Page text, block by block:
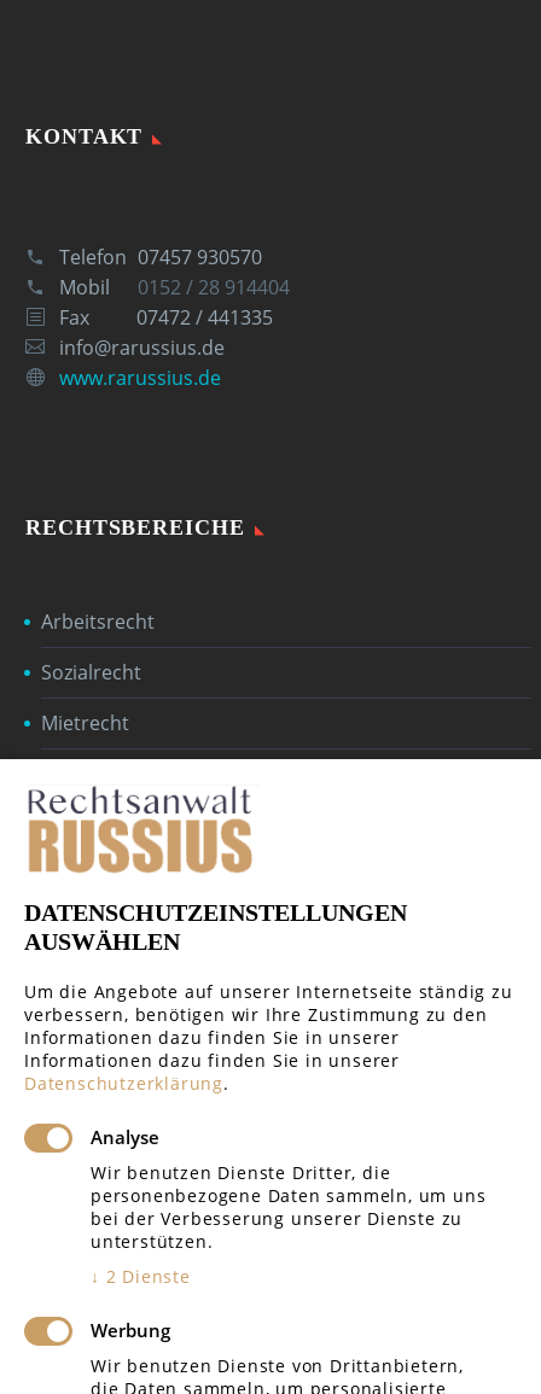
KONTAKT
Telefon 07457 930570
Mobil
0152 / 28 914404
Fax
07472 / 441335
info@rarussius.de
www.rarussius.de
RECHTSBEREICHE
Arbeitsrecht
Sozialrecht
Mietrecht
Baurecht
Öffentliches Recht
Handelsrecht & Gesellschaftsrecht
GERICHTE REGIONAL
Amtsgericht Rottenburg
Amtsgericht Tübingen
Arbeitsgericht Reutlingen
DATENSCHUTZEINSTELLUNGEN
AUSWÄHLEN
Um die Angebote auf unserer Internetseite ständig zu
verbessern, benötigen wir Ihre Zustimmung zu den
Informationen dazu finden Sie in unserer
Informationen dazu finden Sie in unserer
Datenschutzerklärung.
Analyse
Wir benutzen Dienste Dritter, die
personenbezogene Daten sammeln, um uns
bei der Verbesserung unserer Dienste zu
unterstützen.
↓ 2 Dienste
Werbung
Wir benutzen Dienste von Drittanbietern,
die Daten sammeln, um personalisierte